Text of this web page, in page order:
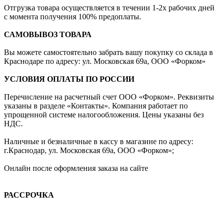
Отгрузка товара осуществляется в течении 1-2х рабочих дней
с момента получения 100% предоплаты.
САМОВЫВОЗ ТОВАРА
Вы можете самостоятельно забрать вашу покупку со склада в
Краснодаре по адресу: ул. Московская 69а, ООО «Форком»
УСЛОВИЯ ОПЛАТЫ ПО РОССИИ
Перечисление на расчетный счет ООО «Форком». Реквизиты
указаны в разделе «Контакты». Компания работает по
упрощенной системе налогообложения. Цены указаны без
НДС.
Наличные и безналичные в кассу в магазине по адресу:
г.Краснодар, ул. Московская 69а, ООО «Форком»;
Онлайн после оформления заказа на сайте
РАССРОЧКА